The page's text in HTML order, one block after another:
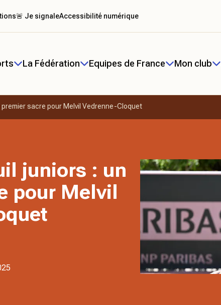
La Fédération Equipes de France Mon club
🚨 Je signaleAccessibilité numérique
sacre pour Melvil Vedrenne-Cloquet
juniors : un
pour Melvil